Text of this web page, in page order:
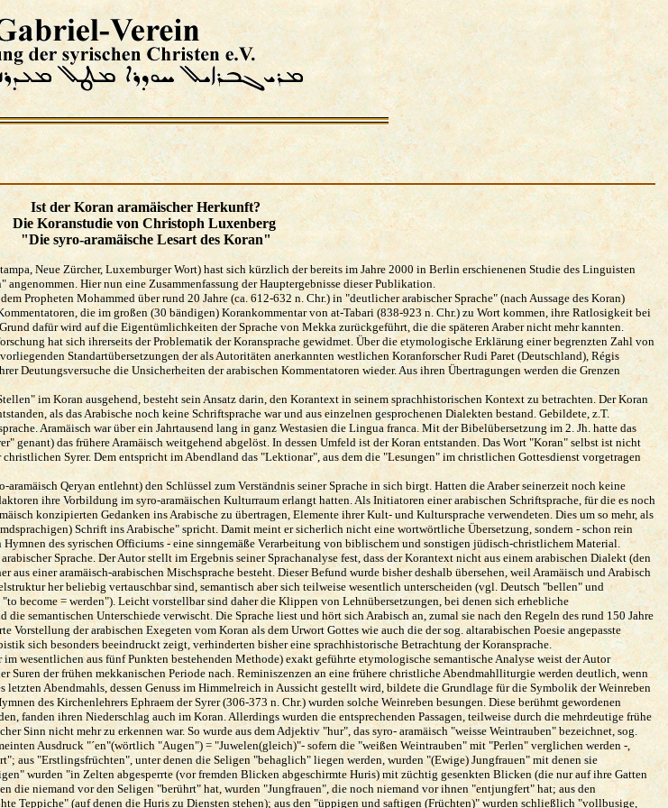
Ist der Koran aramäischer Herkunft?
Die Koranstudie von Christoph Luxenberg
"Die syro-aramäische Lesart des Koran"
Neue Zürcher, Luxemburger Wort) hast sich kürzlich der bereits im Jahre 2000 in Berlin erschienenen Studie des Linguisten
Hier nun eine Zusammenfassung der Hauptergebnisse dieser Publikation.
Propheten Mohammed über rund 20 Jahre (ca. 612-632 n. Chr.) in "deutlicher arabischer Sprache" (nach Aussage des Koran)
die im großen (30 bändigen) Korankommentar von at-Tabari (838-923 n. Chr.) zu Wort kommen, ihre Ratlosigkeit bei
dafür wird auf die Eigentümlichkeiten der Sprache von Mekka zurückgeführt, die die späteren Araber nicht mehr kannten.
hat sich ihrerseits der Problematik der Koransprache gewidmet. Über die etymologische Erklärung einer begrenzten Zahl von
Standartübersetzungen der als Autoritäten anerkannten westlichen Koranforscher Rudi Paret (Deutschland), Régis
Deutungsversuche die Unsicherheiten der arabischen Kommentatoren wieder. Aus ihren Übertragungen werden die Grenzen
im Koran ausgehend, besteht sein Ansatz darin, den Korantext in seinem sprachhistorischen Kontext zu betrachten. Der Koran
als das Arabische noch keine Schriftsprache war und aus einzelnen gesprochenen Dialekten bestand. Gebildete, z.T.
Aramäisch war über ein Jahrtausend lang in ganz Westasien die Lingua franca. Mit der Bibelübersetzung im 2. Jh. hatte das
genant) das frühere Aramäisch weitgehend abgelöst. In dessen Umfeld ist der Koran entstanden. Das Wort "Koran" selbst ist nicht
Syrer. Dem entspricht im Abendland das "Lektionar", aus dem die "Lesungen" im christlichen Gottesdienst vorgetragen
aramäisch Qeryan entlehnt) den Schlüssel zum Verständnis seiner Sprache in sich birgt. Hatten die Araber seinerzeit noch keine
ihre Vorbildung im syro-aramäischen Kulturraum erlangt hatten. Als Initiatoren einer arabischen Schriftsprache, für die es noch
konzipierten Gedanken ins Arabische zu übertragen, Elemente ihrer Kult- und Kultursprache verwendeten. Dies um so mehr, als
Schrift ins Arabische" spricht. Damit meint er sicherlich nicht eine wortwörtliche Übersetzung, sondern - schon rein
des syrischen Officiums - eine sinngemäße Verarbeitung von biblischem und sonstigen jüdisch-christlichem Material.
Sprache. Der Autor stellt im Ergebnis seiner Sprachanalyse fest, dass der Korantext nicht aus einem arabischen Dialekt (den
einer aramäisch-arabischen Mischsprache besteht. Dieser Befund wurde bisher deshalb übersehen, weil Aramäisch und Arabisch
her beliebig vertauschbar sind, semantisch aber sich teilweise wesentlich unterscheiden (vgl. Deutsch "bellen" und
become = werden"). Leicht vorstellbar sind daher die Klippen von Lehnübersetzungen, bei denen sich erhebliche
semantischen Unterschiede verwischt. Die Sprache liest und hört sich Arabisch an, zumal sie nach den Regeln des rund 150 Jahre
Vorstellung der arabischen Exegeten vom Koran als dem Urwort Gottes wie auch die der sog. altarabischen Poesie angepasste
sich besonders beeindruckt zeigt, verhinderten bisher eine sprachhistorische Betrachtung der Koransprache.
wesentlichen aus fünf Punkten bestehenden Methode) exakt geführte etymologische semantische Analyse weist der Autor
der frühen mekkanischen Periode nach. Reminiszenzen an eine frühere christliche Abendmahlliturgie werden deutlich, wenn
letzten Abendmahls, dessen Genuss im Himmelreich in Aussicht gestellt wird, bildete die Grundlage für die Symbolik der Weinreben
des Kirchenlehrers Ephraem der Syrer (306-373 n. Chr.) wurden solche Weinreben besungen. Diese berühmt gewordenen
fanden ihren Niederschlag auch im Koran. Allerdings wurden die entsprechenden Passagen, teilweise durch die mehrdeutige frühe
Sinn nicht mehr zu erkennen war. So wurde aus dem Adjektiv "hur", das syro- aramäisch "weisse Weintrauben" bezeichnet, sog.
Ausdruck "´en"(wörtlich "Augen") = "Juwelen(gleich)"- sofern die "weißen Weintrauben" mit "Perlen" verglichen werden -,
aus "Erstlingsfrüchten", unter denen die Seligen "behaglich" liegen werden, wurden "(Ewige) Jungfrauen" mit denen sie
wurden "in Zelten abgesperrte (vor fremden Blicken abgeschirmte Huris) mit züchtig gesenkten Blicken (die nur auf ihre Gatten
die niemand vor den Seligen "berührt" hat, wurden "Jungfrauen", die noch niemand vor ihnen "entjungfert" hat; aus den
Teppiche" (auf denen die Huris zu Diensten stehen); aus den "üppigen und saftigen (Früchten)" wurden schließlich "vollbusige,